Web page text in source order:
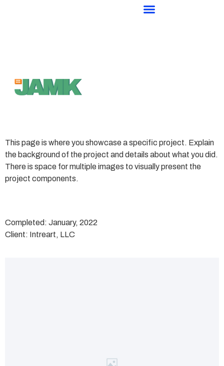
This page is where you showcase a specific project. Explain
the background of the project and details about what you did.
There is space for multiple images to visually present the
project components.
Completed: January, 2022
Client: Intreart, LLC